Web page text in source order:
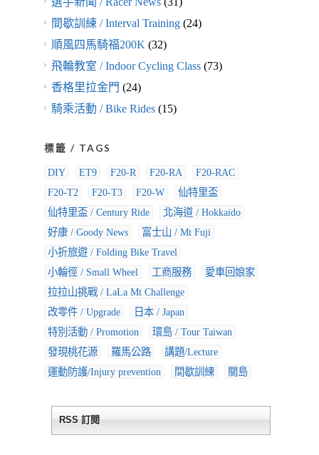
間歇訓練 / Interval Training(24)
順風四馬騎福200K (32)
飛輪教室 / Indoor Cycling Class(73)
香格里拉金門 (24)
騎乘活動 / Bike Rides(15)
標籤 / TAGS
DIY ET9 F20-R F20-RA
F20-RAC
F20-T2
F20-T3 F20-W
仙特里盃
仙特里盃 / Century Ride
北海道 / Hokkaido
好康 / Goody News
富士山 / Mt Fuji
小折旅遊 / Folding Bike Travel
小輪徑 / Small Wheel
工商服務
愛車回娘家
拉拉山挑戰 / LaLa Mt Challenge
改零件 / Upgrade
日本 / Japan
特別活動 / Promotion
環島 / Tour Taiwan
發現桃花源
羅馬公路
講題/Lecture
運動防護/Injury prevention
間歇訓練 關島
RSS 訂閱